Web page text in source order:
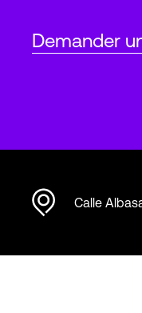
Demander
Calle